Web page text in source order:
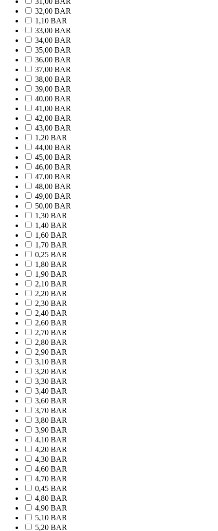
32,00 BAR
1,10 BAR
33,00 BAR
34,00 BAR
35,00 BAR
36,00 BAR
37,00 BAR
38,00 BAR
39,00 BAR
40,00 BAR
41,00 BAR
42,00 BAR
43,00 BAR
1,20 BAR
44,00 BAR
45,00 BAR
46,00 BAR
47,00 BAR
48,00 BAR
49,00 BAR
50,00 BAR
1,30 BAR
1,40 BAR
1,60 BAR
1,70 BAR
0,25 BAR
1,80 BAR
1,90 BAR
2,10 BAR
2,20 BAR
2,30 BAR
2,40 BAR
2,60 BAR
2,70 BAR
2,80 BAR
2,90 BAR
3,10 BAR
3,20 BAR
3,30 BAR
3,40 BAR
3,60 BAR
3,70 BAR
3,80 BAR
3,90 BAR
4,10 BAR
4,20 BAR
4,30 BAR
4,60 BAR
4,70 BAR
0,45 BAR
4,80 BAR
4,90 BAR
5,10 BAR
5,20 BAR